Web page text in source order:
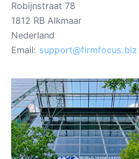
Robijnstraat 78
1812 RB Alkmaar
Nederland
Email: support@firmfocus.biz